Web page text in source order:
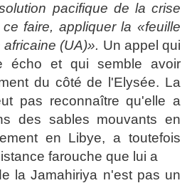
pacifique de la crise
faire, appliquer la «feuille
(UA)». Un appel qui
écho et qui semble avoir
du côté de l'Elysée. La
pas reconnaître qu'elle a
des sables mouvants en
en Libye, a toutefois
farouche que lui a
la Jamahiriya n'est pas un